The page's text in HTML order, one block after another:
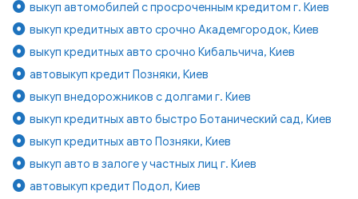
выкуп автомобилей с просроченным кредитом г. Киев
выкуп кредитных авто срочно Академгородок, Киев
выкуп кредитных авто срочно Кибальчича, Киев
автовыкуп кредит Позняки, Киев
выкуп внедорожников с долгами г. Киев
выкуп кредитных авто быстро Ботанический сад, Киев
выкуп кредитных авто Позняки, Киев
выкуп авто в залоге у частных лиц г. Киев
автовыкуп кредит Подол, Киев